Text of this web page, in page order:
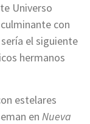
Universo
con
el siguiente
hermanos
estelares
en Nueva